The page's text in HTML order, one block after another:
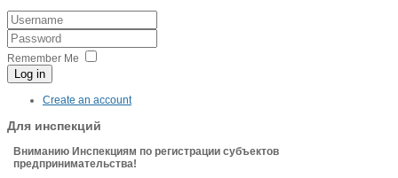
Remember Me
Log in
Create an account
Для инспекций
Вниманию Инспекциям по регистрации субъектов
предпринимательства!